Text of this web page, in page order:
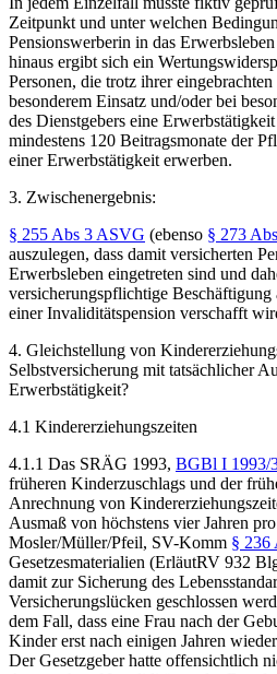
Zeitpunkt und unter welchen
Pensionswerberin in das
hinaus ergibt sich ein
Personen, die trotz ihrer
besonderem Einsatz und/oder bei
des Dienstgebers eine
mindestens 120 Beitragsmonate der
einer Erwerbstätigkeit erwerben.
3. Zwischenergebnis:
§ 255 Abs 3 ASVG (ebenso § 273
auszulegen, dass damit versicherten
Erwerbsleben eingetreten sind und
versicherungspflichtige Beschäftigung
einer Invaliditätspension verschafft
4. Gleichstellung von
Selbstversicherung mit tatsächlicher
Erwerbstätigkeit?
4.1 Kindererziehungszeiten
4.1.1 Das SRÄG 1993, BGBl I 1993/
früheren Kinderzuschlags und der
Anrechnung von
Ausmaß von höchstens vier Jahren
Mosler/Müller/Pfeil, SV-Komm § 236
Gesetzesmaterialien (ErläutRV 932
damit zur Sicherung des
Versicherungslücken geschlossen
dem Fall, dass eine Frau nach der
Kinder erst nach einigen Jahren
Der Gesetzgeber hatte offensichtlich